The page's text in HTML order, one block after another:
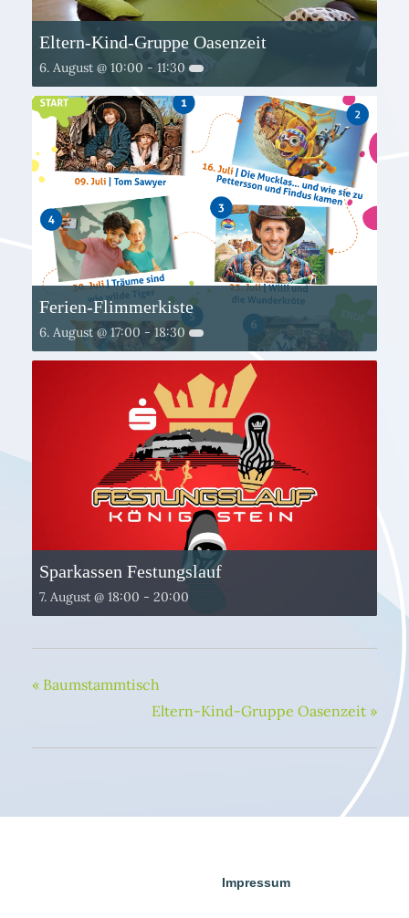
Eltern-Kind-Gruppe Oasenzeit
6. August @ 10:00 - 11:30
Ferien-Flimmerkiste
6. August @ 17:00 -18:30
Sparkassen Festungslauf
7. August @ 18:00 - 20:00
« Baumstammtisch
Eltern-Kind-Gruppe Oasenzeit »
Impressum